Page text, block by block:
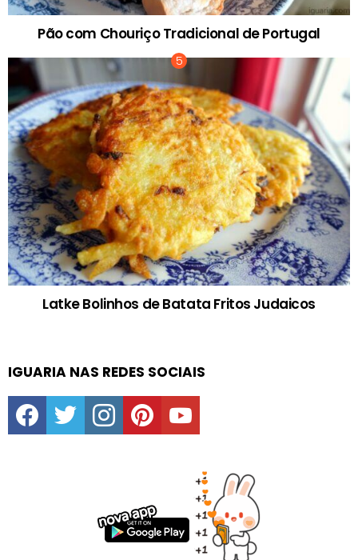
Pão com Chouriço Tradicional de Portugal
Latke Bolinhos de Batata Fritos Judaicos
IGUARIA NAS REDES SOCIAIS
facebooktwitter instagrampinterestyoutube